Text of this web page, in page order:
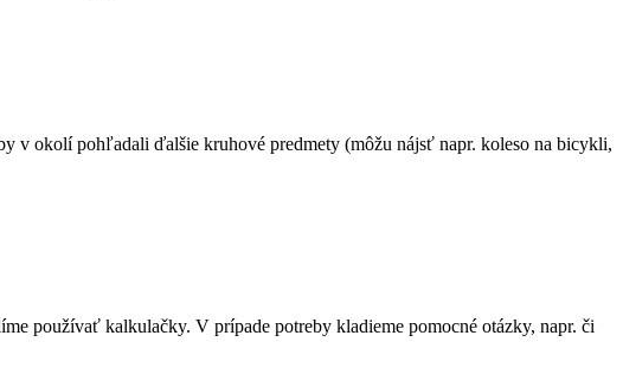
v okolí pohľadali ďalšie kruhové predmety (môžu nájsť napr. koleso na bicykli,
používať kalkulačky. V prípade potreby kladieme pomocné otázky, napr. či